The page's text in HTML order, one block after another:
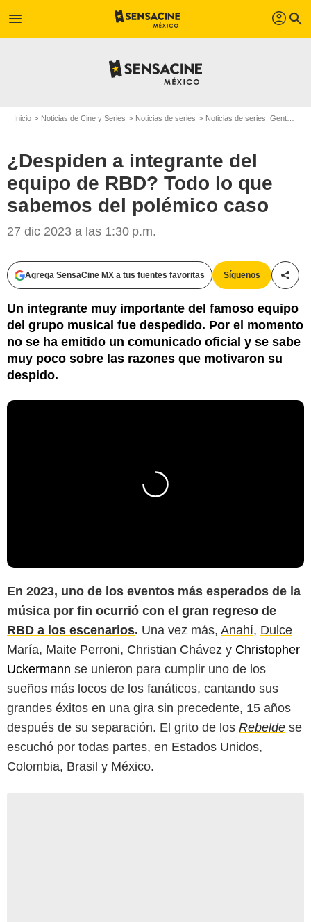
menu profil search
Inicio Noticias de Cine y Series Noticias de series Noticias de series: Gente
¿Despiden a integrante del
equipo de RBD? Todo lo que
sabemos del polémico caso
27 dic 2023 a las 1:30 p.m.
Agrega SensaCine MX a tus fuentes favoritas Síguenos
Un integrante muy importante del famoso equipo
del grupo musical fue despedido. Por el momento
no se ha emitido un comunicado oficial y se sabe
muy poco sobre las razones que motivaron su
despido.
En 2023, uno de los eventos más esperados de la
música por fin ocurrió con el gran regreso de
RBD a los escenarios. Una vez más, Anahí, Dulce
María, Maite Perroni, Christian Chávez y Christopher
Uckermann se unieron para cumplir uno de los
sueños más locos de los fanáticos, cantando sus
grandes éxitos en una gira sin precedente, 15 años
después de su separación. El grito de los Rebelde se
escuchó por todas partes, en Estados Unidos,
Colombia, Brasil y México.